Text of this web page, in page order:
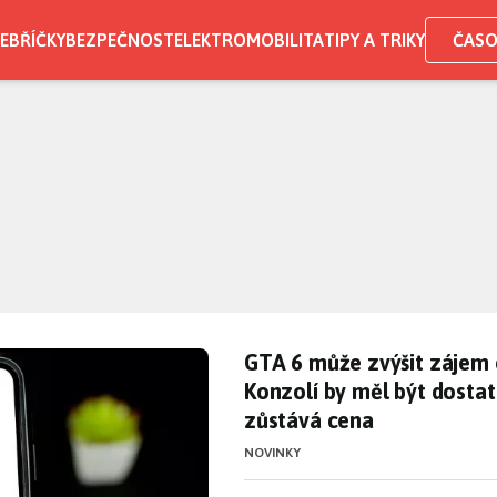
BEZPEČNOSTELEKTROMOBILITATIPY A TRIKY
bezplatného Gmailu,
GTA 6 může zvýšit
GTA 6 může zvýšit zájem
Konzolí by měl být
zůstává cena
NOVINKY